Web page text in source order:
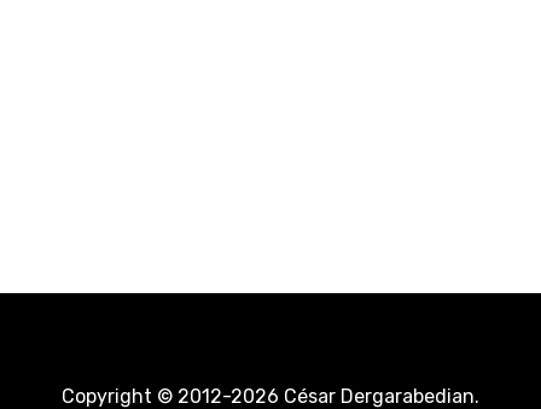
Copyright © 2012-2026 César Dergarabedian.